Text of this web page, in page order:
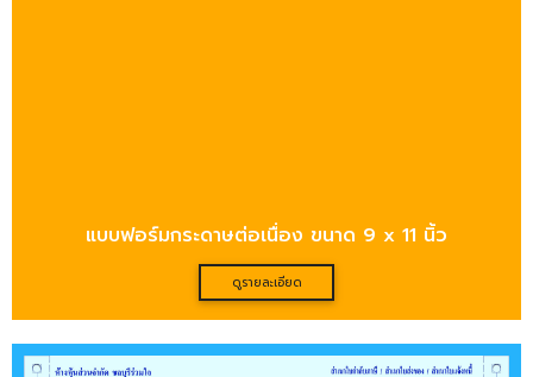
แบบฟอร์มกระดาษต่อเนื่อง ขนาด 9 x 11 นิ้ว
ดูรายละเอียด